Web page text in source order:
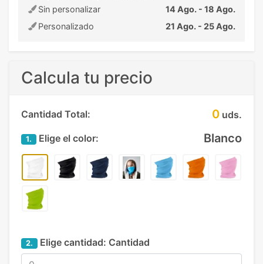
Sin personalizar
14 Ago. - 18 Ago.
Personalizado
21 Ago. - 25 Ago.
Calcula tu precio
Cantidad Total: 0 uds.
1. Elige el color: Blanco
2. Elige cantidad: Cantidad